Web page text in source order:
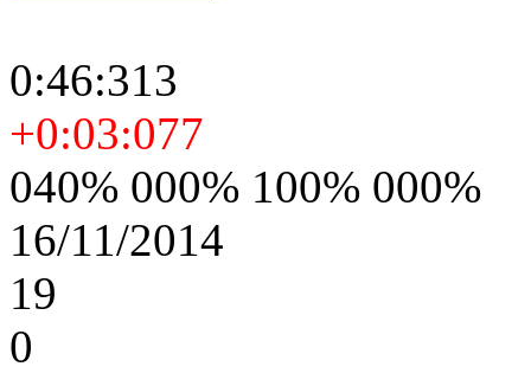
0:46:313
+0:03:077
040% 000% 100% 000%
16/11/2014
19
0